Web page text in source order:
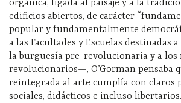
orgánica, ligada al paisaje y a la
edificios abiertos, de carácter
popular y fundamentalmente
a las Facultades y Escuelas destinadas
la burguesía pre-revolucionaria y a los
revolucionarios—, O’Gorman pensaba
reintegrada al arte cumplía con claros
sociales, didácticos e incluso